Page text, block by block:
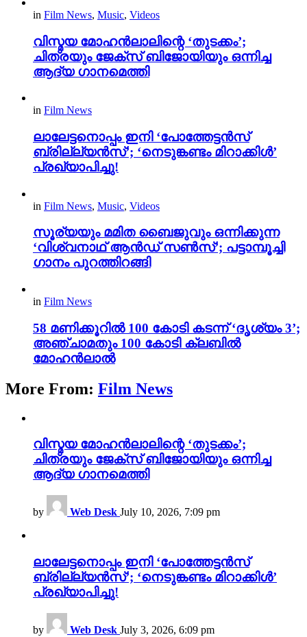
in Film News, Music, Videos
വിസ്മയ മോഹൻലാലിന്റെ ‘തുടക്കം’;
ചിത്രയും ജേക്സ് ബിജോയിയും ഒന്നിച്ച
ആദ്യ ഗാനമെത്തി
in Film News
ലാലേട്ടനൊപ്പം ഇനി ‘പോത്തേട്ടൻസ്
ബ്രില്ല്യൻസ്’; ‘നെടുങ്കണ്ടം മിറാക്കിൾ’
പ്രഖ്യാപിച്ചു!
in Film News, Music, Videos
സൂര്യയും മമിത ബൈജുവും ഒന്നിക്കുന്ന
‘വിശ്വനാഥ് ആൻഡ് സൺസ്’; പട്ടാമ്പൂച്ചി
ഗാനം പുറത്തിറങ്ങി
in Film News
58 മണിക്കൂറിൽ 100 കോടി കടന്ന് ‘ദൃശ്യം 3’;
അഞ്ചാമതും 100 കോടി ക്ലബിൽ
മോഹൻലാൽ
More From: Film News
വിസ്മയ മോഹൻലാലിന്റെ ‘തുടക്കം’;
ചിത്രയും ജേക്സ് ബിജോയിയും ഒന്നിച്ച
ആദ്യ ഗാനമെത്തി
by Web Desk July 10, 2026, 7:09 pm
ലാലേട്ടനൊപ്പം ഇനി ‘പോത്തേട്ടൻസ്
ബ്രില്ല്യൻസ്’; ‘നെടുങ്കണ്ടം മിറാക്കിൾ’
പ്രഖ്യാപിച്ചു!
by Web Desk July 3, 2026, 6:09 pm